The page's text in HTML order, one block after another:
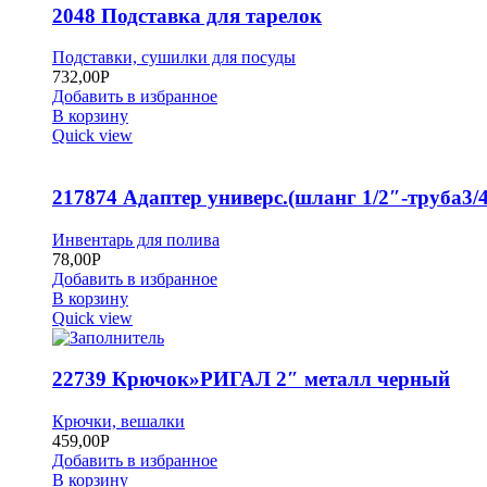
2048 Подставка для тарелок
Подставки, сушилки для посуды
732,00Р
Добавить в избранное
В корзину
Quick view
217874 Адаптер универс.(шланг 1/2″-труба3/
Инвентарь для полива
78,00Р
Добавить в избранное
В корзину
Quick view
22739 Крючок»РИГАЛ 2″ металл черный
Крючки, вешалки
459,00Р
Добавить в избранное
В корзину